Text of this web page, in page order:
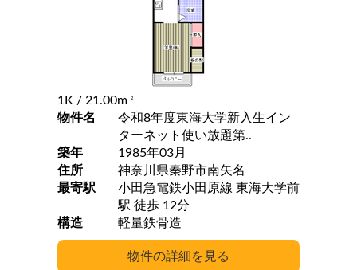
1K / 21.00m 2
物件名
令和8年度東海大学新入生イン
ターネット使い放題第..
築年
1985年03月
住所
神奈川県秦野市南矢名
最寄駅
小田急電鉄小田原線 東海大学前
駅 徒歩 12分
構造
軽量鉄骨造